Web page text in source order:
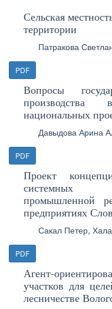
Сельская
территории
Патракова
PDF
Вопросы
производства
национальных
Давыдова Арина
PDF
Проект
системных
промышленной
предприятиях
Сакал Петер,
PDF
Агент-
участков для
лесничестве